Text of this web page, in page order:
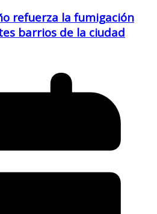
refuerza la fumigación
barrios de la ciudad